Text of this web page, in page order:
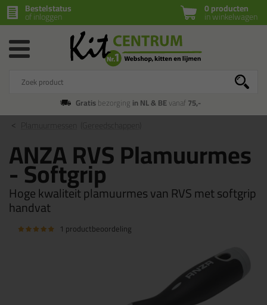
0 producten
in winkelwagen
Bestelstatus
of inloggen
Gratisbezorging in NL & BEvanaf75,-
ANZA RVS Plamuurmes
- Softgrip
Hoge kwaliteit plamuurmes van RVS met softgrip
handvat
1 productbeoordeling